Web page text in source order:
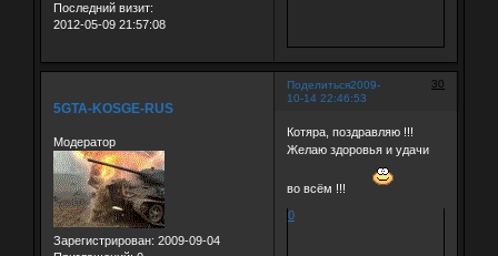
Последний визит:
2012-05-09 21:57:08
Поделиться 30
2009-
10-14 22:46:53
5GTA-KOSGE-RUS
Модератор
Зарегистрирован: 2009-09-04
Котяра, поздравляю !!!
Желаю здоровья и удачи
во всём !!!
0